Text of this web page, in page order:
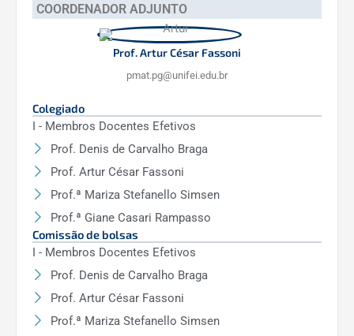
COORDENADOR ADJUNTO
Prof. Artur César Fassoni
pmat.pg@unifei.edu.br
Colegiado
I - Membros Docentes Efetivos
Prof. Denis de Carvalho Braga
Prof. Artur César Fassoni
Prof.ª Mariza Stefanello Simsen
Prof.ª Giane Casari Rampasso
Comissão de bolsas
I - Membros Docentes Efetivos
Prof. Denis de Carvalho Braga
Prof. Artur César Fassoni
Prof.ª Mariza Stefanello Simsen